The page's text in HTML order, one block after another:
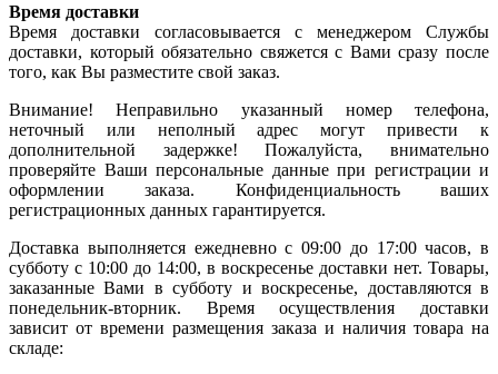
Время доставки
Время доставки согласовывается с менеджером Службы
доставки, который обязательно свяжется с Вами сразу после
того, как Вы разместите свой заказ.
Внимание! Неправильно указанный номер телефона,
неточный или неполный адрес могут привести к
дополнительной задержке! Пожалуйста, внимательно
проверяйте Ваши персональные данные при регистрации и
оформлении заказа. Конфиденциальность ваших
регистрационных данных гарантируется.
Доставка выполняется ежедневно с 09:00 до 17:00 часов, в
субботу с 10:00 до 14:00, в воскресенье доставки нет. Товары,
заказанные Вами в субботу и воскресенье, доставляются в
понедельник-вторник. Время осуществления доставки
зависит от времени размещения заказа и наличия товара на
складе: